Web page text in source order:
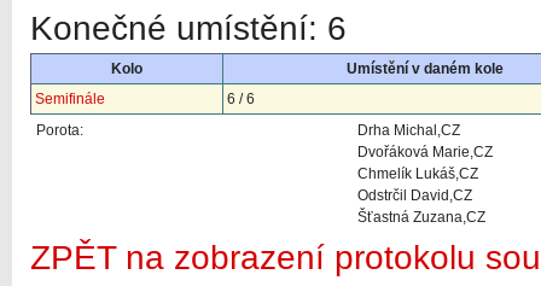
Konečné umístění: 6
Kolo
Umístění v daném kole
Semifinále
6 / 6
Porota:
Drha Michal,CZ
Dvořáková Marie,CZ
Chmelík Lukáš,CZ
Odstrčil David,CZ
Šťastná Zuzana,CZ
ZPĚT na zobrazení protokolu